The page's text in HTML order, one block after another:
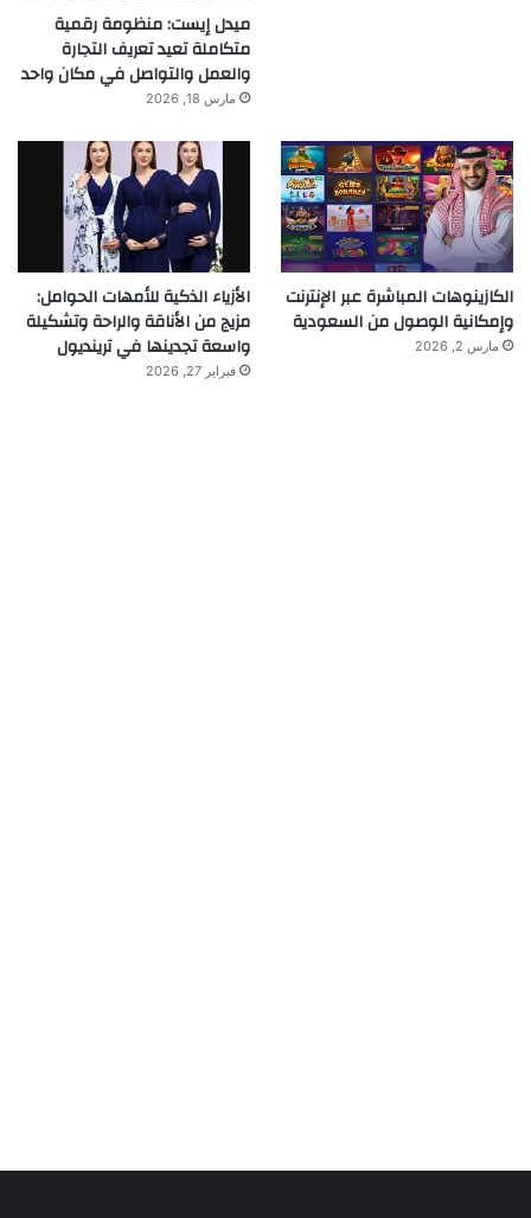
ميدل إيست: منظومة رقمية
متكاملة تعيد تعريف التجارة
والعمل والتواصل في مكان واحد
مارس 18, 2026
الكازينوهات المباشرة عبر الإنترنت
وإمكانية الوصول من السعودية
مارس 2, 2026
الأزياء الذكية للأمهات الحوامل:
مزيج من الأناقة والراحة وتشكيلة
واسعة تجدينها في ترينديول
فبراير 27, 2026